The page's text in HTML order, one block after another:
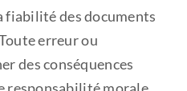
fiabilité des documents
erreur ou
des conséquences